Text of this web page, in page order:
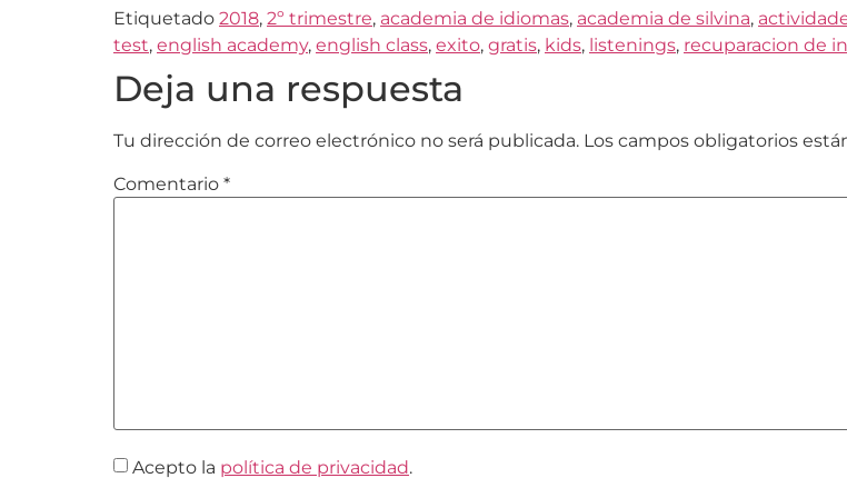
Etiquetado 2018, 2º trimestre, academia de idiomas, academia de silvina,
test, english academy, english class, exito, gratis, kids, listenings, recuparacion de
Deja una respuesta
Tu dirección de correo electrónico no será publicada. Los campos obligatorios
Comentario *
Acepto la política de privacidad.